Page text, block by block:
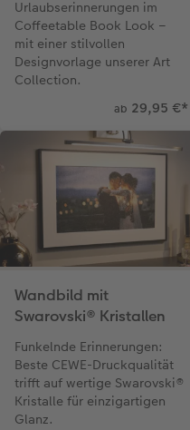
Urlaubserinnerungen im
Coffeetable Book Look –
mit einer stilvollen
Designvorlage unserer Art
Collection.
ab 29,95 €*
Wandbild mit
Swarovski® Kristallen
Funkelnde Erinnerungen:
Beste CEWE-Druckqualität
trifft auf wertige Swarovski®
Kristalle für einzigartigen
Glanz.